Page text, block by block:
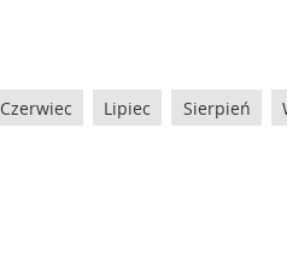
Czerwiec Lipiec Sierpień